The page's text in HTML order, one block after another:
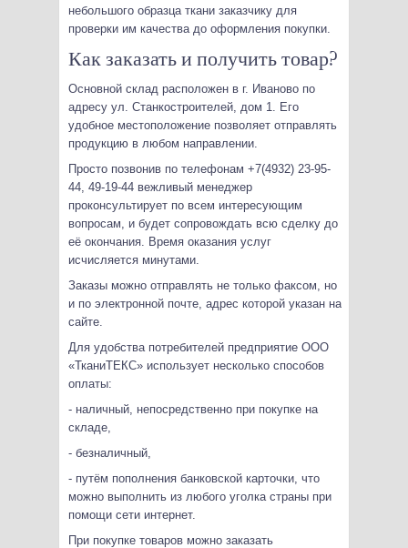
небольшого образца ткани заказчику для
проверки им качества до оформления покупки.
Как заказать и получить товар?
Основной склад расположен в г. Иваново по
адресу ул. Станкостроителей, дом 1. Его
удобное местоположение позволяет отправлять
продукцию в любом направлении.
Просто позвонив по телефонам +7(4932) 23-95-
44, 49-19-44 вежливый менеджер
проконсультирует по всем интересующим
вопросам, и будет сопровождать всю сделку до
её окончания. Время оказания услуг
исчисляется минутами.
Заказы можно отправлять не только факсом, но
и по электронной почте, адрес которой указан на
сайте.
Для удобства потребителей предприятие ООО
«ТканиТЕКС» использует несколько способов
оплаты:
- наличный, непосредственно при покупке на
складе,
- безналичный,
- путём пополнения банковской карточки, что
можно выполнить из любого уголка страны при
помощи сети интернет.
При покупке товаров можно заказать